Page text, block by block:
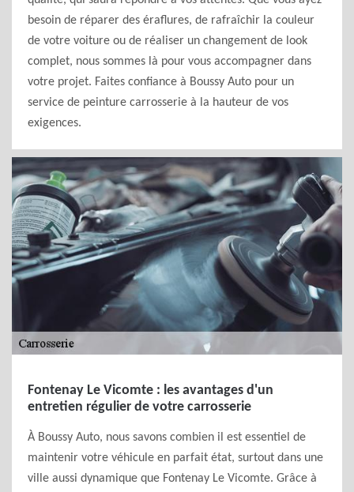
besoin de réparer des éraflures, de rafraîchir la couleur
de votre voiture ou de réaliser un changement de look
complet, nous sommes là pour vous accompagner dans
votre projet. Faites confiance à Boussy Auto pour un
service de peinture carrosserie à la hauteur de vos
exigences.
Fontenay Le Vicomte : les avantages d'un
entretien régulier de votre carrosserie
À Boussy Auto, nous savons combien il est essentiel de
maintenir votre véhicule en parfait état, surtout dans une
ville aussi dynamique que Fontenay Le Vicomte. Grâce à